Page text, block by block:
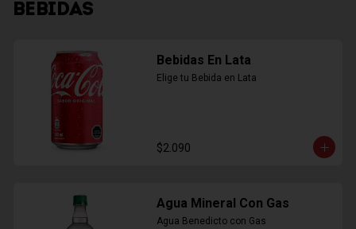
BEBIDAS
Bebidas En Lata
Elige tu Bebida en Lata
$2.090
Agua Mineral Con Gas
Agua Benedicto con Gas